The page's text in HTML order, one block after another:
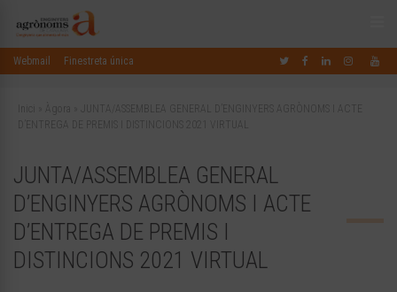
Webmail Finestreta única
Inici Àgora
JUNTA/ASSEMBLEA GENERAL D’ENGINYERS AGRÒNOMS I ACTE
D’ENTREGA DE PREMIS I DISTINCIONS 2021 VIRTUAL
JUNTA/ASSEMBLEA GENERAL
D’ENGINYERS AGRÒNOMS I ACTE
D’ENTREGA DE PREMIS I
DISTINCIONS 2021 VIRTUAL